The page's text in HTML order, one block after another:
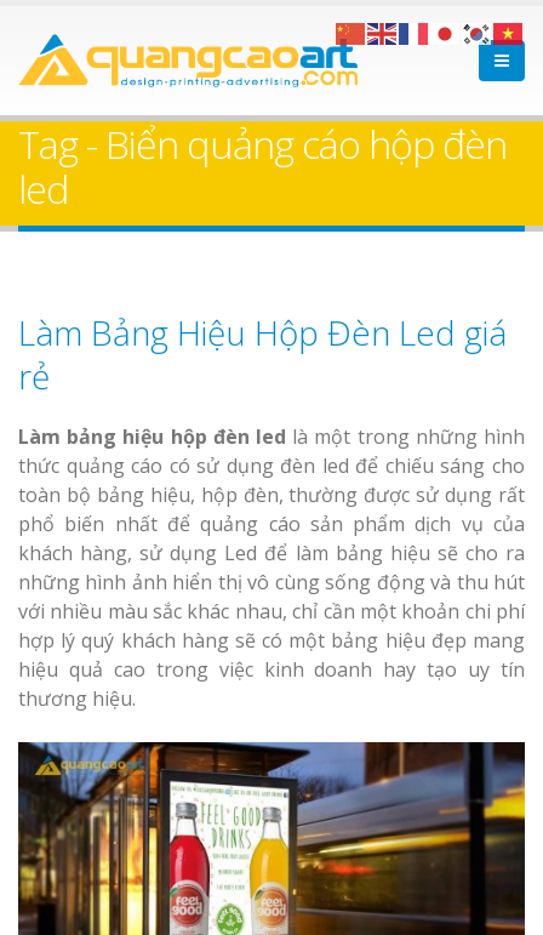
Tag - Biển quảng cáo hộp đèn
led
Làm Bảng Hiệu Hộp Đèn Led giá
rẻ
Làm bảng hiệu hộp đèn led là một trong những hình
thức quảng cáo có sử dụng đèn led để chiếu sáng cho
toàn bộ bảng hiệu, hộp đèn, thường được sử dụng rất
phổ biến nhất để quảng cáo sản phẩm dịch vụ của
khách hàng, sử dụng Led để làm bảng hiệu sẽ cho ra
những hình ảnh hiển thị vô cùng sống động và thu hút
với nhiều màu sắc khác nhau, chỉ cần một khoản chi phí
hợp lý quý khách hàng sẽ có một bảng hiệu đẹp mang
hiệu quả cao trong việc kinh doanh hay tạo uy tín
thương hiệu.